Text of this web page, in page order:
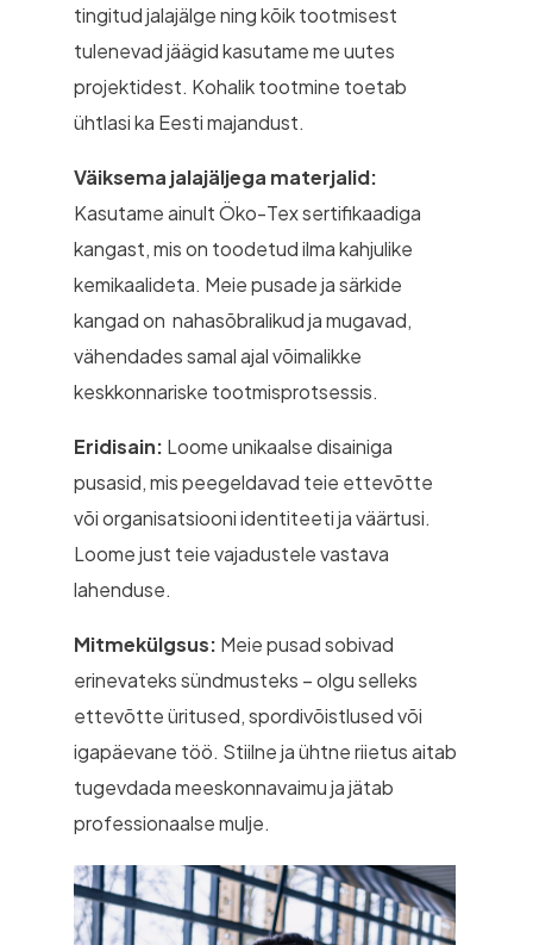
tingitud jalajälge ning kõik tootmisest
tulenevad jäägid kasutame me uutes
projektidest. Kohalik tootmine toetab
ühtlasi ka Eesti majandust.
Väiksema jalajäljega materjalid:
Kasutame ainult Öko-Tex sertifikaadiga
kangast, mis on toodetud ilma kahjulike
kemikaalideta. Meie pusade ja särkide
kangad on nahasõbralikud ja mugavad,
vähendades samal ajal võimalikke
keskkonnariske tootmisprotsessis.
Eridisain: Loome unikaalse disainiga
pusasid, mis peegeldavad teie ettevõtte
või organisatsiooni identiteeti ja väärtusi.
Loome just teie vajadustele vastava
lahenduse.
Mitmekülgsus: Meie pusad sobivad
erinevateks sündmusteks – olgu selleks
ettevõtte üritused, spordivõistlused või
igapäevane töö. Stiilne ja ühtne riietus aitab
tugevdada meeskonnavaimu ja jätab
professionaalse mulje.